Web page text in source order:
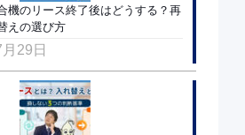
機のリース終了後はどうする？再
えの選び方
29日